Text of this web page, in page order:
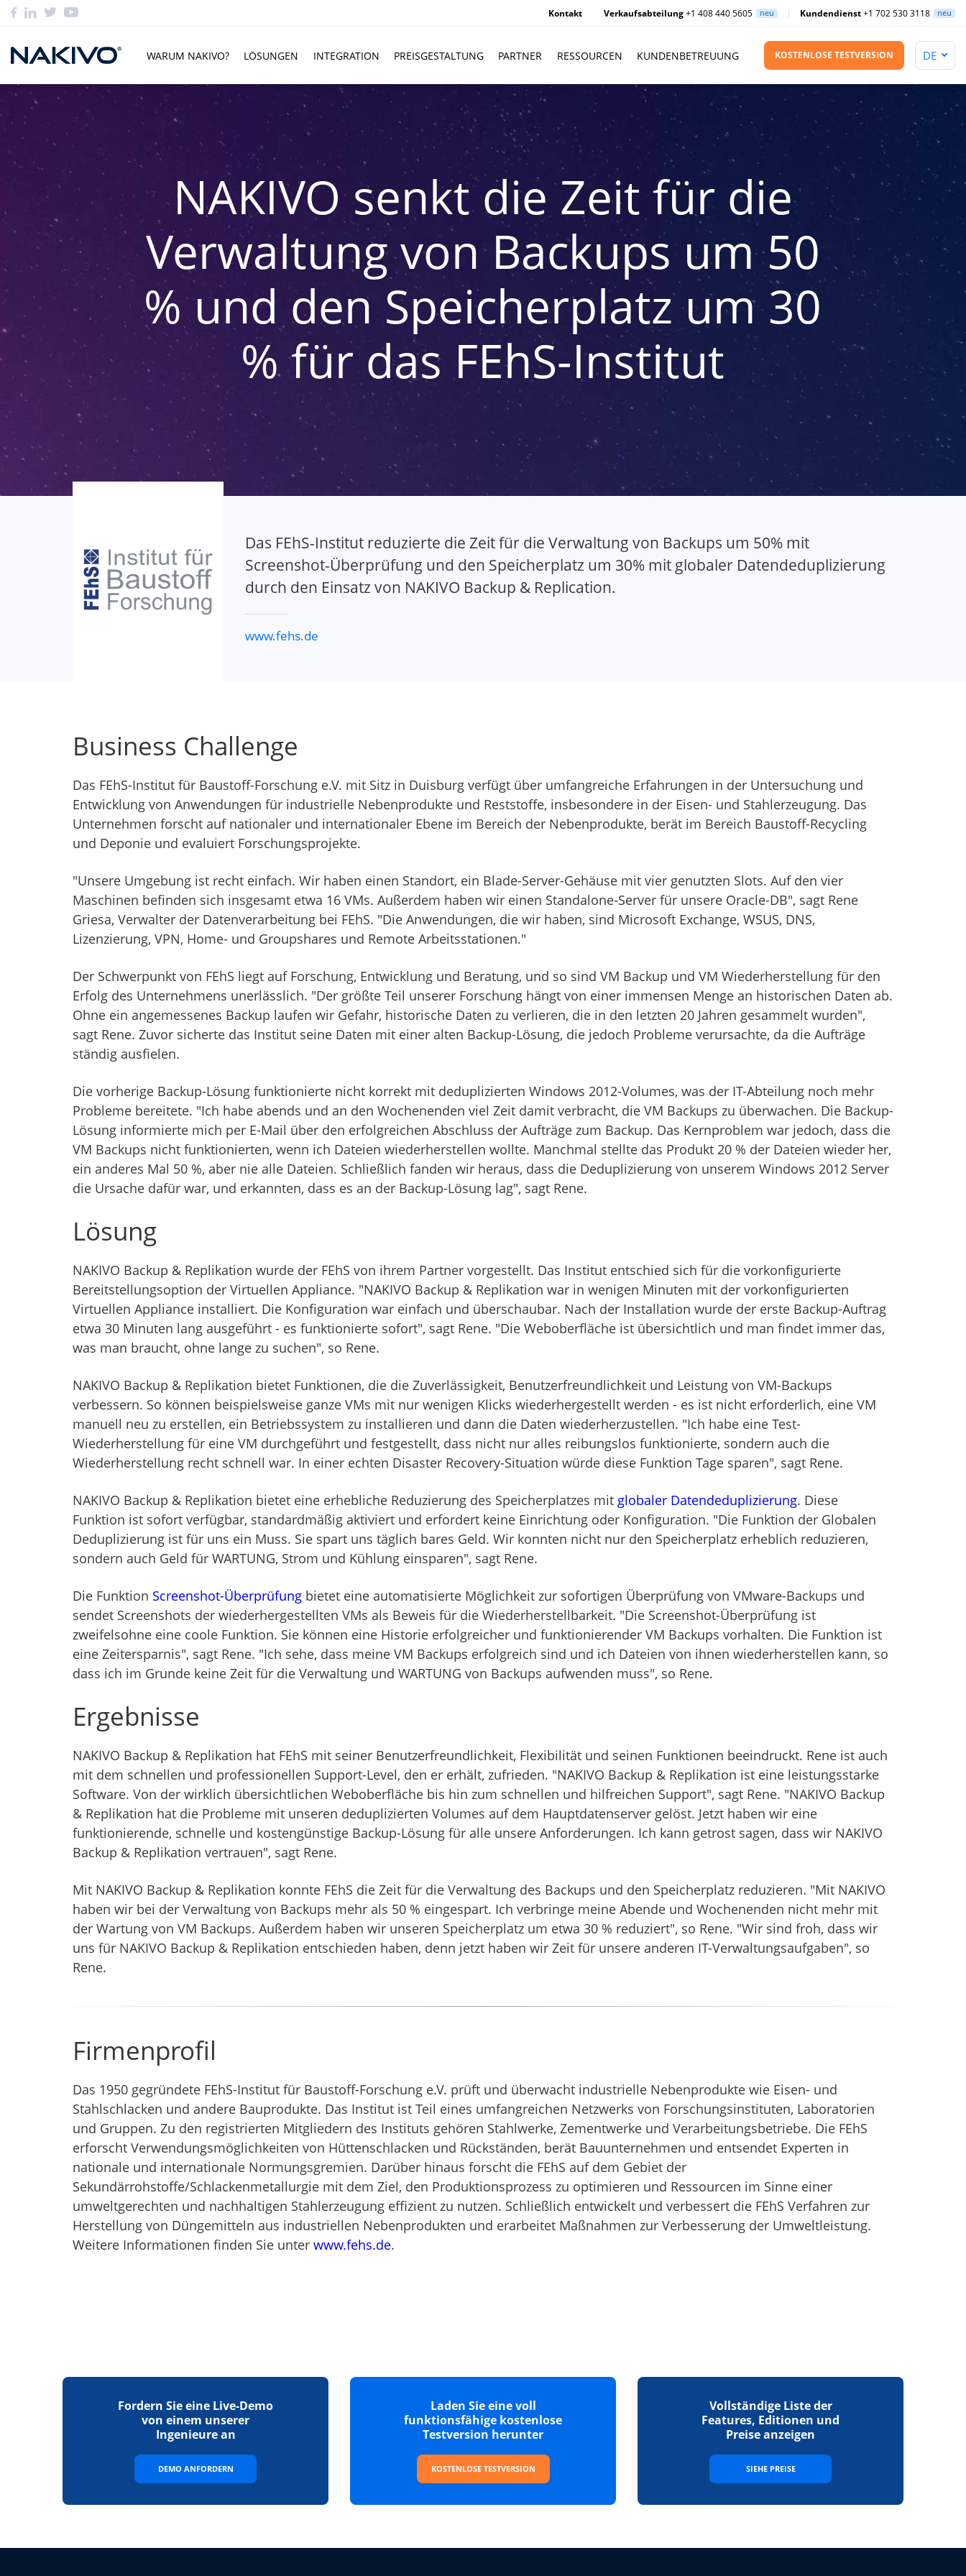
Kontakt Verkaufsabteilung+1 408 440 5605 neu Kundendienst+1 702 530 3118 neu
WARUM NAKIVO? LÖSUNGEN INTEGRATION PREISGESTALTUNG PARTNER RESSOURCEN KUNDENBETREUUNG KOSTENLOSE TESTVERSION
NAKIVO senkt die Zeit für die
Verwaltung von Backups um 50
% und den Speicherplatz um 30
% für das FEhS-Institut
Das FEhS-Institut reduzierte die Zeit für die Verwaltung von Backups um 50% mit
Screenshot-Überprüfung und den Speicherplatz um 30% mit globaler Datendeduplizierung
durch den Einsatz von NAKIVO Backup & Replication.
www.fehs.de
Business Challenge
Das FEhS-Institut für Baustoff-Forschung e.V. mit Sitz in Duisburg verfügt über umfangreiche Erfahrungen in der Untersuchung und
Entwicklung von Anwendungen für industrielle Nebenprodukte und Reststoffe, insbesondere in der Eisen- und Stahlerzeugung. Das
Unternehmen forscht auf nationaler und internationaler Ebene im Bereich der Nebenprodukte, berät im Bereich Baustoff-Recycling
und Deponie und evaluiert Forschungsprojekte.
"Unsere Umgebung ist recht einfach. Wir haben einen Standort, ein Blade-Server-Gehäuse mit vier genutzten Slots. Auf den vier
Maschinen befinden sich insgesamt etwa 16 VMs. Außerdem haben wir einen Standalone-Server für unsere Oracle-DB", sagt Rene
Griesa, Verwalter der Datenverarbeitung bei FEhS. "Die Anwendungen, die wir haben, sind Microsoft Exchange, WSUS, DNS,
Lizenzierung, VPN, Home- und Groupshares und Remote Arbeitsstationen."
Der Schwerpunkt von FEhS liegt auf Forschung, Entwicklung und Beratung, und so sind VM Backup und VM Wiederherstellung für den
Erfolg des Unternehmens unerlässlich. "Der größte Teil unserer Forschung hängt von einer immensen Menge an historischen Daten ab.
Ohne ein angemessenes Backup laufen wir Gefahr, historische Daten zu verlieren, die in den letzten 20 Jahren gesammelt wurden",
sagt Rene. Zuvor sicherte das Institut seine Daten mit einer alten Backup-Lösung, die jedoch Probleme verursachte, da die Aufträge
ständig ausfielen.
Die vorherige Backup-Lösung funktionierte nicht korrekt mit deduplizierten Windows 2012-Volumes, was der IT-Abteilung noch mehr
Probleme bereitete. "Ich habe abends und an den Wochenenden viel Zeit damit verbracht, die VM Backups zu überwachen. Die Backup-
Lösung informierte mich per E-Mail über den erfolgreichen Abschluss der Aufträge zum Backup. Das Kernproblem war jedoch, dass die
VM Backups nicht funktionierten, wenn ich Dateien wiederherstellen wollte. Manchmal stellte das Produkt 20 % der Dateien wieder her,
ein anderes Mal 50 %, aber nie alle Dateien. Schließlich fanden wir heraus, dass die Deduplizierung von unserem Windows 2012 Server
die Ursache dafür war, und erkannten, dass es an der Backup-Lösung lag", sagt Rene.
Lösung
NAKIVO Backup & Replikation wurde der FEhS von ihrem Partner vorgestellt. Das Institut entschied sich für die vorkonfigurierte
Bereitstellungsoption der Virtuellen Appliance. "NAKIVO Backup & Replikation war in wenigen Minuten mit der vorkonfigurierten
Virtuellen Appliance installiert. Die Konfiguration war einfach und überschaubar. Nach der Installation wurde der erste Backup-Auftrag
etwa 30 Minuten lang ausgeführt - es funktionierte sofort", sagt Rene. "Die Weboberfläche ist übersichtlich und man findet immer das,
was man braucht, ohne lange zu suchen", so Rene.
NAKIVO Backup & Replikation bietet Funktionen, die die Zuverlässigkeit, Benutzerfreundlichkeit und Leistung von VM-Backups
verbessern. So können beispielsweise ganze VMs mit nur wenigen Klicks wiederhergestellt werden - es ist nicht erforderlich, eine VM
manuell neu zu erstellen, ein Betriebssystem zu installieren und dann die Daten wiederherzustellen. "Ich habe eine Test-
Wiederherstellung für eine VM durchgeführt und festgestellt, dass nicht nur alles reibungslos funktionierte, sondern auch die
Wiederherstellung recht schnell war. In einer echten Disaster Recovery-Situation würde diese Funktion Tage sparen", sagt Rene.
NAKIVO Backup & Replikation bietet eine erhebliche Reduzierung des Speicherplatzes mit globaler Datendeduplizierung. Diese
Funktion ist sofort verfügbar, standardmäßig aktiviert und erfordert keine Einrichtung oder Konfiguration. "Die Funktion der Globalen
Deduplizierung ist für uns ein Muss. Sie spart uns täglich bares Geld. Wir konnten nicht nur den Speicherplatz erheblich reduzieren,
sondern auch Geld für WARTUNG, Strom und Kühlung einsparen", sagt Rene.
Die Funktion Screenshot-Überprüfungbietet eine automatisierte Möglichkeit zur sofortigen Überprüfung von VMware-Backups und
sendet Screenshots der wiederhergestellten VMs als Beweis für die Wiederherstellbarkeit. "Die Screenshot-Überprüfung ist
zweifelsohne eine coole Funktion. Sie können eine Historie erfolgreicher und funktionierender VM Backups vorhalten. Die Funktion ist
eine Zeitersparnis", sagt Rene. "Ich sehe, dass meine VM Backups erfolgreich sind und ich Dateien von ihnen wiederherstellen kann, so
dass ich im Grunde keine Zeit für die Verwaltung und WARTUNG von Backups aufwenden muss", so Rene.
Ergebnisse
NAKIVO Backup & Replikation hat FEhS mit seiner Benutzerfreundlichkeit, Flexibilität und seinen Funktionen beeindruckt. Rene ist auch
mit dem schnellen und professionellen Support-Level, den er erhält, zufrieden. "NAKIVO Backup & Replikation ist eine leistungsstarke
Software. Von der wirklich übersichtlichen Weboberfläche bis hin zum schnellen und hilfreichen Support", sagt Rene. "NAKIVO Backup
& Replikation hat die Probleme mit unseren deduplizierten Volumes auf dem Hauptdatenserver gelöst. Jetzt haben wir eine
funktionierende, schnelle und kostengünstige Backup-Lösung für alle unsere Anforderungen. Ich kann getrost sagen, dass wir NAKIVO
Backup & Replikation vertrauen", sagt Rene.
Mit NAKIVO Backup & Replikation konnte FEhS die Zeit für die Verwaltung des Backups und den Speicherplatz reduzieren. "Mit NAKIVO
haben wir bei der Verwaltung von Backups mehr als 50 % eingespart. Ich verbringe meine Abende und Wochenenden nicht mehr mit
der Wartung von VM Backups. Außerdem haben wir unseren Speicherplatz um etwa 30 % reduziert", so Rene. "Wir sind froh, dass wir
uns für NAKIVO Backup & Replikation entschieden haben, denn jetzt haben wir Zeit für unsere anderen IT-Verwaltungsaufgaben", so
Rene.
Firmenprofil
Das 1950 gegründete FEhS-Institut für Baustoff-Forschung e.V. prüft und überwacht industrielle Nebenprodukte wie Eisen- und
Stahlschlacken und andere Bauprodukte. Das Institut ist Teil eines umfangreichen Netzwerks von Forschungsinstituten, Laboratorien
und Gruppen. Zu den registrierten Mitgliedern des Instituts gehören Stahlwerke, Zementwerke und Verarbeitungsbetriebe. Die FEhS
erforscht Verwendungsmöglichkeiten von Hüttenschlacken und Rückständen, berät Bauunternehmen und entsendet Experten in
nationale und internationale Normungsgremien. Darüber hinaus forscht die FEhS auf dem Gebiet der
Sekundärrohstoffe/Schlackenmetallurgie mit dem Ziel, den Produktionsprozess zu optimieren und Ressourcen im Sinne einer
umweltgerechten und nachhaltigen Stahlerzeugung effizient zu nutzen. Schließlich entwickelt und verbessert die FEhS Verfahren zur
Herstellung von Düngemitteln aus industriellen Nebenprodukten und erarbeitet Maßnahmen zur Verbesserung der Umweltleistung.
Weitere Informationen finden Sie unter www.fehs.de.
Fordern Sie eine Live-Demo
von einem unserer
Ingenieure an
DEMO ANFORDERN
Laden Sie eine voll
funktionsfähige kostenlose
Testversion herunter
KOSTENLOSE TESTVERSION
Vollständige Liste der
Features, Editionen und
Preise anzeigen
SIEHE PREISE